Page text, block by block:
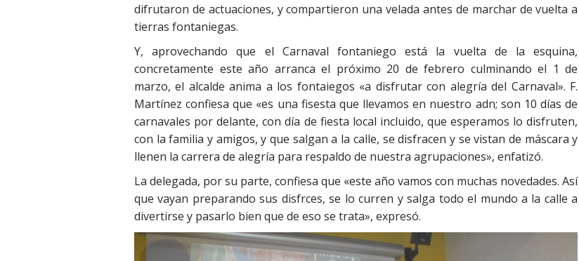
difrutaron de actuaciones, y compartieron una velada antes de marchar de vuelta a
tierras fontaniegas.
Y, aprovechando que el Carnaval fontaniego está la vuelta de la esquina,
concretamente este año arranca el próximo 20 de febrero culminando el 1 de
marzo, el alcalde anima a los fontaiegos «a disfrutar con alegría del Carnaval». F.
Martínez confiesa que «es una fisesta que llevamos en nuestro adn; son 10 días de
carnavales por delante, con día de fiesta local incluido, que esperamos lo disfruten,
con la familia y amigos, y que salgan a la calle, se disfracen y se vistan de máscara y
llenen la carrera de alegría para respaldo de nuestra agrupaciones», enfatizó.
La delegada, por su parte, confiesa que «este año vamos con muchas novedades. Así
que vayan preparando sus disfrces, se lo curren y salga todo el mundo a la calle a
divertirse y pasarlo bien que de eso se trata», expresó.